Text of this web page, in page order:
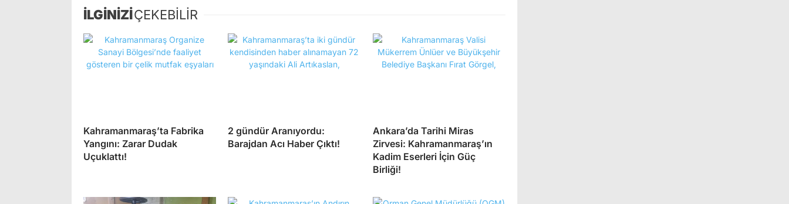
İLGİNİZİÇEKEBİLİR
Kahramanmaraş’ta Fabrika
Yangını: Zarar Dudak
Uçuklattı!
2 gündür Aranıyordu:
Barajdan Acı Haber Çıktı!
Ankara’da Tarihi Miras
Zirvesi: Kahramanmaraş’ın
Kadim Eserleri İçin Güç
Birliği!